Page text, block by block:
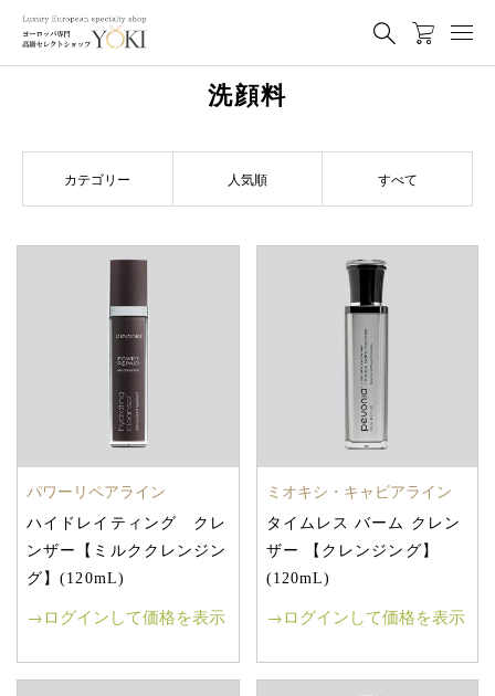
洗顔料
カテゴリー 人気順 すべて
パワーリペアライン
ハイドレイティング クレ
ンザー【ミルククレンジン
グ】(120mL)
→ログインして価格を表示
ミオキシ・キャビアライン
タイムレス バーム クレン
ザー 【クレンジング】
(120mL)
→ログインして価格を表示